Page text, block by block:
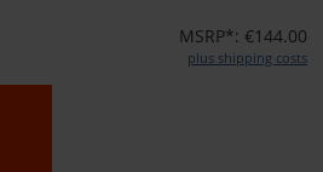
MSRP*: €144.00
plus shipping costs